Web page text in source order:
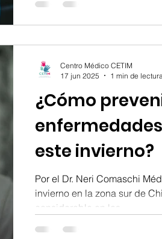
¿Cómo
este invierno?
Por el Dr. Neri Comaschi
invierno en la zona sur de
considerable en las...
Centro Médico CETIM
17 jun 2025
1 min de lectura